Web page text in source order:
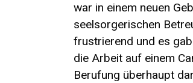
war in einem neuen
seelsorgerischen
frustrierend und es
die Arbeit auf einem
Berufung überhaupt